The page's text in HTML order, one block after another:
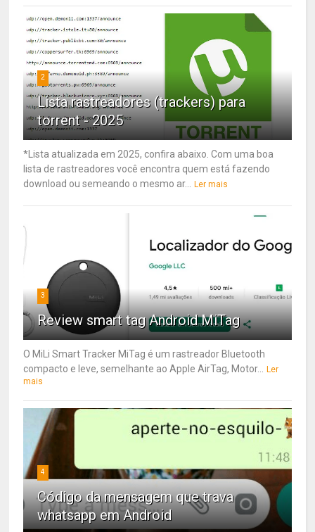
2
Lista rastreadores (trackers) para
torrent - 2025
*Lista atualizada em 2025, confira abaixo. Com uma boa
lista de rastreadores você encontra quem está fazendo
download ou semeando o mesmo ar...
Ler mais
3
Review smart tag Android MiTag
O MiLi Smart Tracker MiTag é um rastreador Bluetooth
compacto e leve, semelhante ao Apple AirTag, Motor...
Ler
mais
4
Código da mensagem que trava
whatsapp em Android